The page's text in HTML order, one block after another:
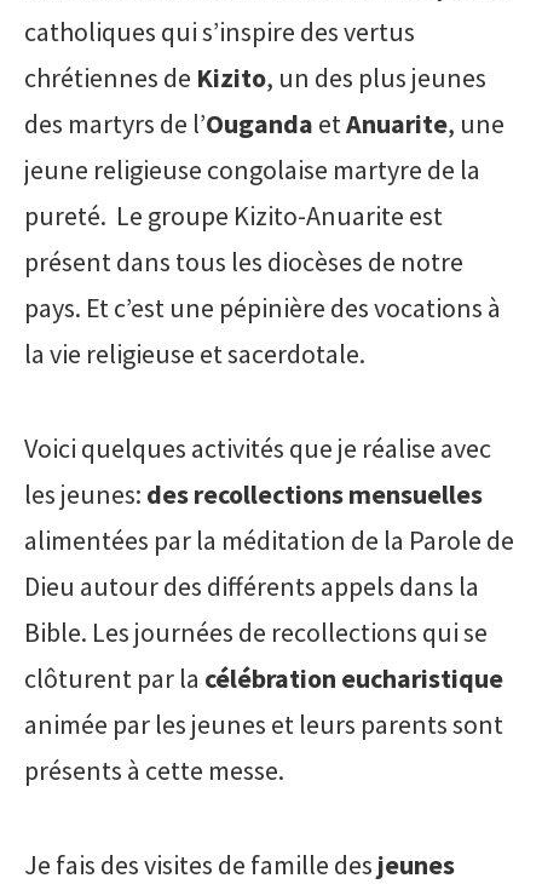
catholiques qui s’inspire des vertus
chrétiennes de Kizito, un des plus jeunes
des martyrs de l’Ouganda etAnuarite, une
jeune religieuse congolaise martyre de la
pureté. Le groupe Kizito-Anuarite est
présent dans tous les diocèses de notre
pays. Et c’est une pépinière des vocations à
la vie religieuse et sacerdotale.
Voici quelques activités que je réalise avec
les jeunes: des recollections mensuelles
alimentées par la méditation de la Parole de
Dieu autour des différents appels dans la
Bible. Les journées de recollections qui se
clôturent par la célébration eucharistique
animée par les jeunes et leurs parents sont
présents à cette messe.
Je fais des visites de famille des jeunes